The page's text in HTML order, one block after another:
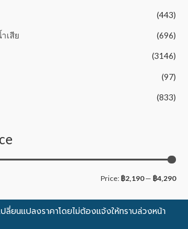
(443)
เสีย (696)
(3146)
(97)
(833)
Price: ฿2,190— ฿4,290
ลี่ยนแปลงราคาโดยไม่ต้องแจ้งให้ทราบล่วงหน้า